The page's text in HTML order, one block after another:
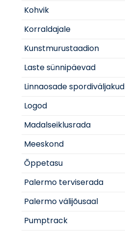
Kohvik
Korraldajale
Kunstmurustaadion
Laste sünnipäevad
Linnaosade spordiväljakud
Logod
Madalseiklusrada
Meeskond
Õppetasu
Palermo terviserada
Palermo välijõusaal
Pumptrack